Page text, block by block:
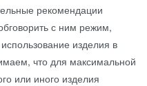
рекомендации
с ним режим,
изделия в
что для максимальной
или иного изделия